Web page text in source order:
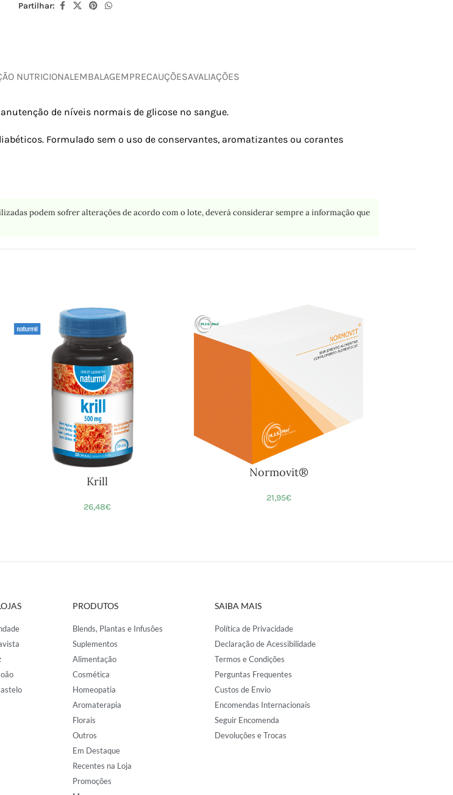
Partilhar:
NUTRICIONAL EMBALAGEMPRECAUÇÕESAVALIAÇÕES
de níveis normais de glicose no sangue.
Formulado sem o uso de conservantes, aromatizantes ou corantes
podem sofrer alterações de acordo com o lote, deverá considerar sempre a informação que
Krill
26,48€
Normovit®
21,95€
PRODUTOS
Blends, Plantas e Infusões
Suplementos
Alimentação
Cosmética
Homeopatia
Aromaterapia
Florais
Outros
Em Destaque
Recentes na Loja
Promoções
SAIBA MAIS
Política de Privacidade
Declaração de Acessibilidade
Termos e Condições
Perguntas Frequentes
Custos de Envio
Encomendas Internacionais
Seguir Encomenda
Devoluções e Trocas